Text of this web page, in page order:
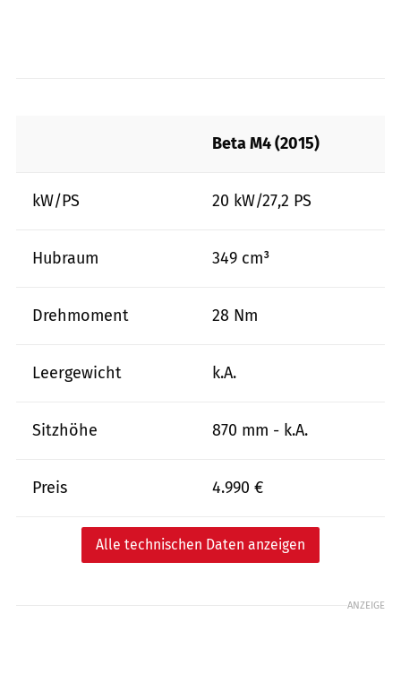
Beta M4 (2015)
kW/PS 20 kW/27,2 PS
Hubraum 349 cm³
Drehmoment 28 Nm
Leergewicht k.A.
Sitzhöhe 870 mm - k.A.
Preis 4.990 €
Alle technischen Daten anzeigen
ANZEIGE